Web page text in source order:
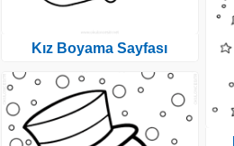
Kız Boyama Sayfası